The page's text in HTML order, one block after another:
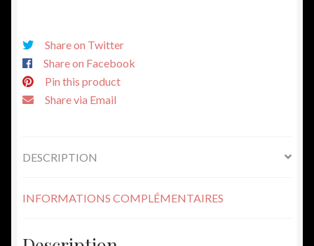
Share on Twitter
Share on Facebook
Pin this product
Share via Email
DESCRIPTION
INFORMATIONS COMPLÉMENTAIRES